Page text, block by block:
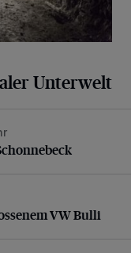
Unterwelt
VW Bulli
VW Bulli